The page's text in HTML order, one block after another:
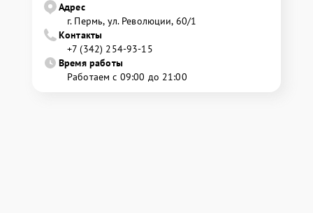
Адрес
г. Пермь, ул. ​Революции, 60/1
Контакты
+7 (342) 254-93-15
Время работы
Работаем с 09:00 до 21:00